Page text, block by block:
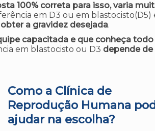
100% correta para isso,varia
em D3 ou em blastocisto(D5)
a gravidez desejada.
capacitada e que conheça todo
em blastocisto ou D3 depende de
Como a Clínica de
Reprodução Humana
ajudar na escolha?